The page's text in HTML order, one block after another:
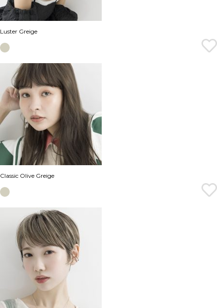
Luster Greige
Classic Olive Greige